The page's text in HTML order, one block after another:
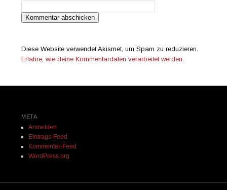
Diese Website verwendet Akismet, um Spam zu reduzieren.
Erfahre, wie deine Kommentardaten verarbeitet werden.
META
Anmelden
Eintrags-Feed
Kommentar-Feed
WordPress.org